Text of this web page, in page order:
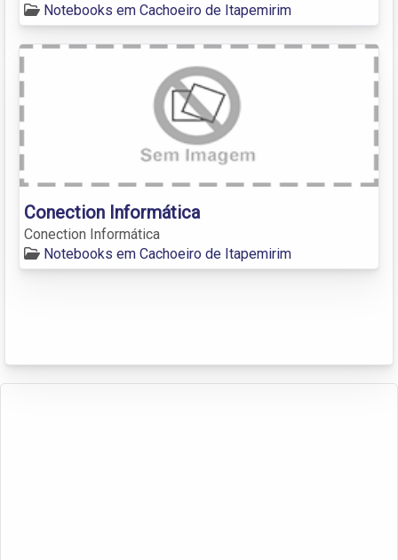
Notebooks em Cachoeiro de Itapemirim
Conection Informática
Conection Informática
Notebooks em Cachoeiro de Itapemirim